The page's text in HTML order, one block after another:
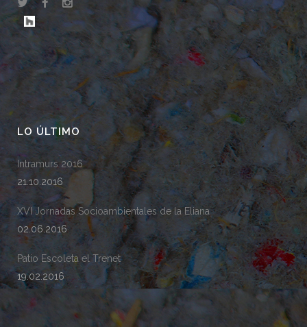
LO ÚLTIMO
Intramurs 2016
21.10.2016
XVI Jornadas Socioambientales de la Eliana
02.06.2016
Patio Escoleta el Trenet
19.02.2016